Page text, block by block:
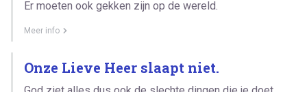
Er moeten ook gekken zijn op de wereld.
Meer info
Onze Lieve Heer slaapt niet.